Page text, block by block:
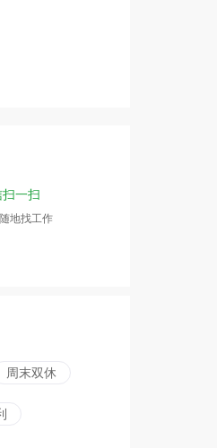
一扫
地找工作
周末双休